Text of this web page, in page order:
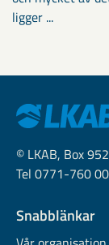
ligger ...
© LKAB, Box
Tel 0771-760
Snabblänkar